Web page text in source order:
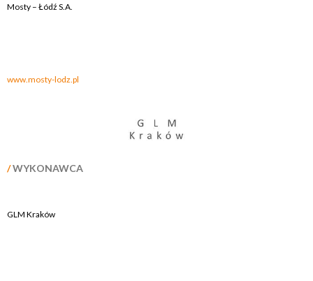
Mosty – Łódź S.A.
www.mosty-lodz.pl
/WYKONAWCA
GLM Kraków